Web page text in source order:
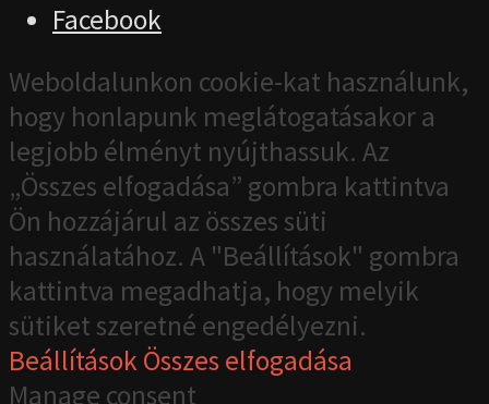
Facebook
Weboldalunkon cookie-kat használunk,
hogy honlapunk meglátogatásakor a
legjobb élményt nyújthassuk. Az
„Összes elfogadása” gombra kattintva
Ön hozzájárul az összes süti
használatához. A "Beállítások" gombra
kattintva megadhatja, hogy melyik
sütiket szeretné engedélyezni.
BeállításokÖsszes elfogadása
Manage consent